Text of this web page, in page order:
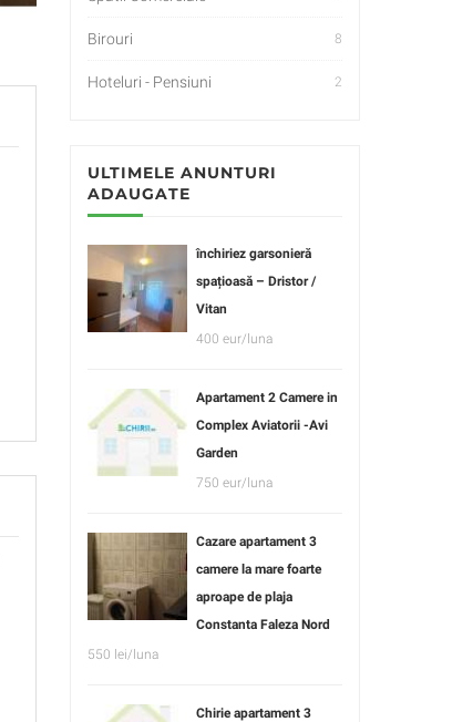
Birouri 8
Hoteluri - Pensiuni 2
ULTIMELE ANUNTURI
ADAUGATE
închiriez garsonieră
spațioasă – Dristor /
Vitan
400 eur/luna
Apartament 2 Camere in
Complex Aviatorii -Avi
Garden
750 eur/luna
Cazare apartament 3
camere la mare foarte
aproape de plaja
Constanta Faleza Nord
550 lei/luna
Chirie apartament 3